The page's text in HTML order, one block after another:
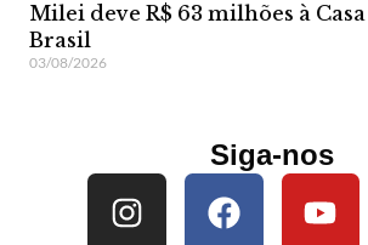
Milei deve R$ 63 milhões à
Brasil
03/08/2026
Siga-nos